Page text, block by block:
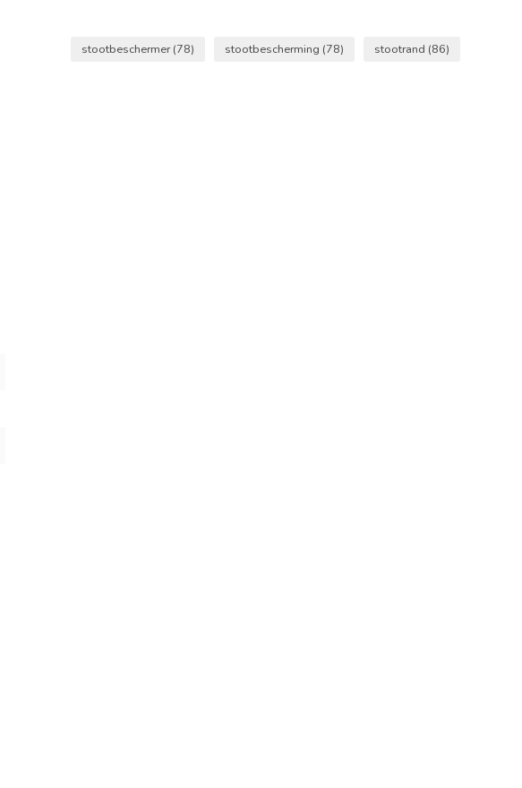
stootbeschermer(78) stootbescherming (78) stootrand (86)